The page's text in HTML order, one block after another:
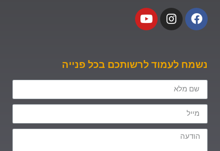
נשמח לעמוד לרשותכם בכל פנייה